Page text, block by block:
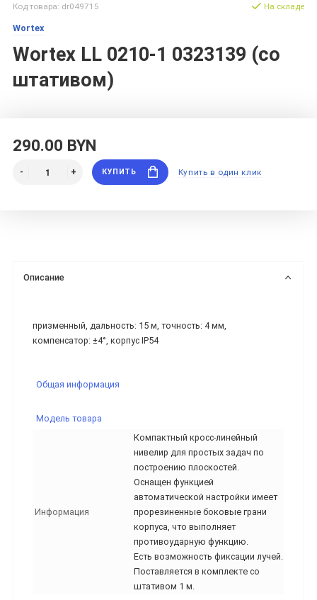
Код товара: dr049715
Wortex
Wortex LL 0210-1 0323139 (со
штативом)
На складе
290.00 BYN
КУПИТЬ Купить в один клик
Описание
призменный, дальность: 15 м, точность: 4 мм,
компенсатор: ±4°, корпус IP54
Общая информация
Модель товара
Информация
Компактный кросс-линейный
нивелир для простых задач по
построению плоскостей.
Оснащен функцией
автоматической настройки имеет
прорезиненные боковые грани
корпуса, что выполняет
противоударную функцию.
Есть возможность фиксации лучей.
Поставляется в комплекте со
штативом 1 м.